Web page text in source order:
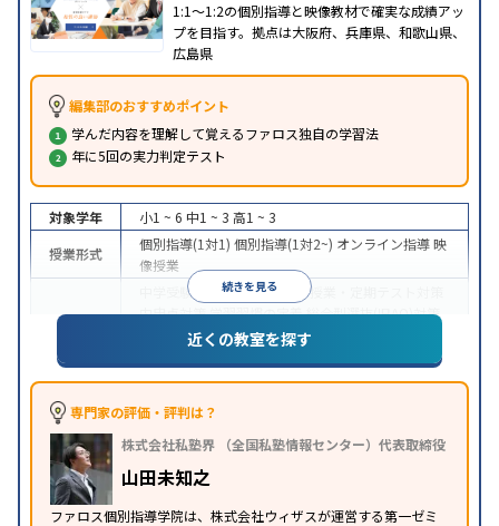
1:1〜1:2の個別指導と映像教材で確実な成績アッ
プを目指す。拠点は大阪府、兵庫県、和歌山県、
広島県
編集部のおすすめポイント
学んだ内容を理解して覚えるファロス独自の学習法
年に5回の実力判定テスト
続きを見る
対象学年 小1 ~ 6 中1 ~ 3 高1 ~ 3
授業形式
個別指導(1対1) 個別指導(1対2~) オンライン指導映
像授業
中学受験 高校受験大学受験
授業・定期テスト対策
内申点対策学習習慣の定着総合型選抜(旧AO)対策
推薦入試対策 学校別特化対策
特徴
中高一貫校生に対応
応
学習にPC・タブレットを利用
科目から受講可能 季節講習のみの受講可自習室あ
り
近くの教室を探す
専門家の評価・評判は？
株式会社私塾界 （全国私塾情報センター）代表取締役
山田未知之
ファロス個別指導学院は、株式会社ウィザスが運営する第一ゼミ